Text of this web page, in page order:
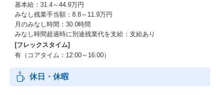
基本給：31.4～44.9万円
みなし残業手当額：8.8～11.9万円
月のみなし時間：30.0時間
みなし時間超過時に別途残業代を支給：支給あり
[フレックスタイム]
有（コアタイム：12:00～16:00）
休日・休暇